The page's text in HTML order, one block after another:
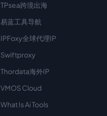
TPsea跨境出海
易蓝工具导航
IPFoxy全球代理IP
Swiftproxy
Thordata海外IP
VMOS Cloud
What Is Ai Tools